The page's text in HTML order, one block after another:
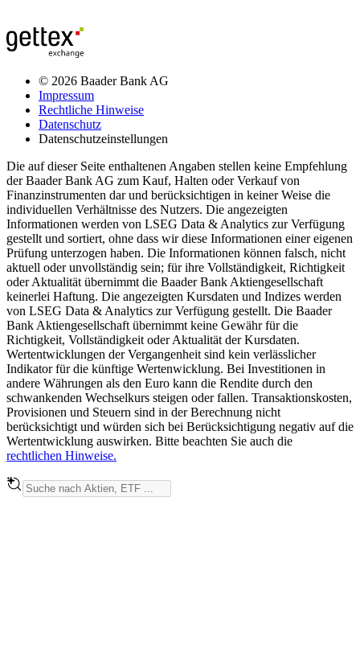
© 2026 Baader Bank AG
Impressum
Rechtliche Hinweise
Datenschutz
Datenschutzeinstellungen
Die auf dieser Seite enthaltenen Angaben stellen keine Empfehlung
der Baader Bank AG zum Kauf, Halten oder Verkauf von
Finanzinstrumenten dar und berücksichtigen in keiner Weise die
individuellen Verhältnisse des Nutzers. Die angezeigten
Informationen werden von LSEG Data & Analytics zur Verfügung
gestellt und sortiert, ohne dass wir diese Informationen einer eigenen
Prüfung unterzogen haben. Die Informationen können falsch, nicht
aktuell oder unvollständig sein; für ihre Vollständigkeit, Richtigkeit
oder Aktualität übernimmt die Baader Bank Aktiengesellschaft
keinerlei Haftung. Die angezeigten Kursdaten und Indizes werden
von LSEG Data & Analytics zur Verfügung gestellt. Die Baader
Bank Aktiengesellschaft übernimmt keine Gewähr für die
Richtigkeit, Vollständigkeit oder Aktualität der Kursdaten.
Wertentwicklungen der Vergangenheit sind kein verlässlicher
Indikator für die künftige Wertenwicklung. Bei Investitionen in
andere Währungen als den Euro kann die Rendite durch den
schwankenden Wechselkurs steigen oder fallen. Transaktionskosten,
Provisionen und Steuern sind in der Berechnung nicht
berücksichtigt und würden sich bei Berücksichtigung negativ auf die
Wertentwicklung auswirken. Bitte beachten Sie auch die
rechtlichen Hinweise.